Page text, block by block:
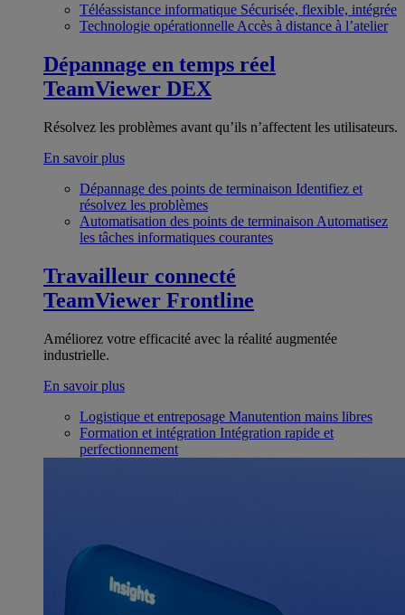
Téléassistance informatique Sécurisée, flexible, intégrée
Technologie opérationnelle Accès à distance à l’atelier
Dépannage en temps réel
TeamViewer DEX
Résolvez les problèmes avant qu’ils n’affectent les utilisateurs.
En savoir plus
Dépannage des points de terminaison Identifiez et
résolvez les problèmes
Automatisation des points de terminaison Automatisez
les tâches informatiques courantes
Travailleur connecté
TeamViewer Frontline
Améliorez votre efficacité avec la réalité augmentée
industrielle.
En savoir plus
Logistique et entreposage Manutention mains libres
Formation et intégration Intégration rapide et
perfectionnement